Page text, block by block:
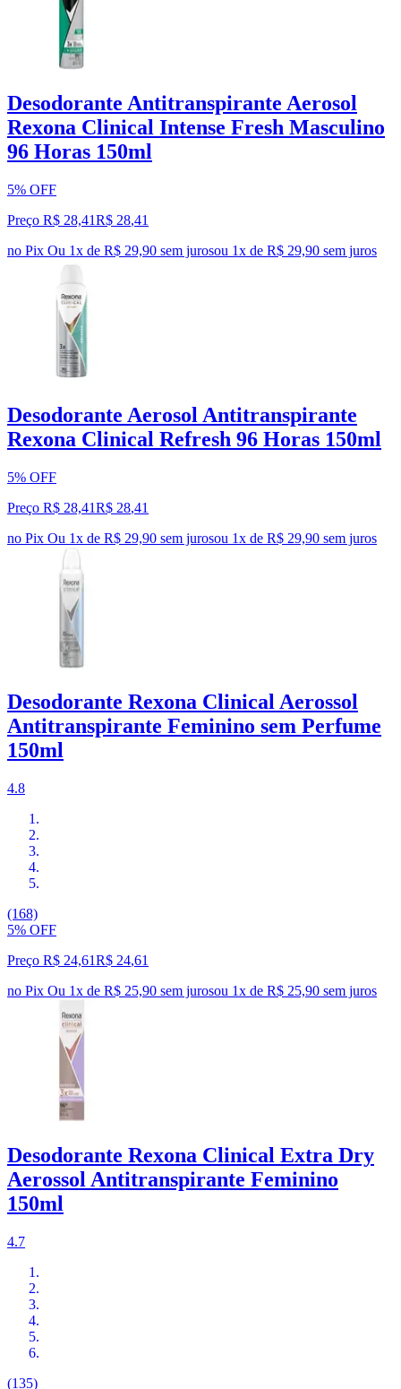
Desodorante Antitranspirante Aerosol
Rexona Clinical Intense Fresh Masculino
96 Horas 150ml
5% OFF
Preço R$ 28,41R$ 28,41
no Pix Ou 1x de R$ 29,90 sem jurosou 1x de R$ 29,90 sem juros
Desodorante Aerosol Antitranspirante
Rexona Clinical Refresh 96 Horas 150ml
5% OFF
Preço R$ 28,41R$ 28,41
no Pix Ou 1x de R$ 29,90 sem jurosou 1x de R$ 29,90 sem juros
Desodorante Rexona Clinical Aerossol
Antitranspirante Feminino sem Perfume
150ml
4.8
(168)
5% OFF
Preço R$ 24,61R$ 24,61
no Pix Ou 1x de R$ 25,90 sem jurosou 1x de R$ 25,90 sem juros
Desodorante Rexona Clinical Extra Dry
Aerossol Antitranspirante Feminino
150ml
4.7
(135)